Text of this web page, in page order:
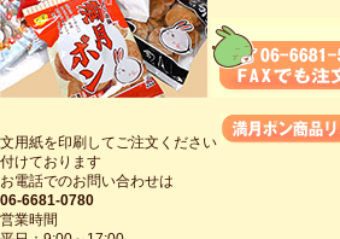
文用紙を印刷してご注文ください
付けております
お電話でのお問い合わせは
06-6681-0780
営業時間